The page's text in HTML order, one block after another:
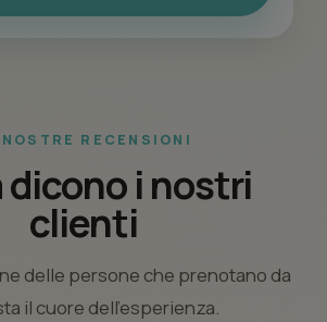
RECENSIONI
dicono i nostri
clienti
delle persone che prenotano da
il cuore dell’esperienza.